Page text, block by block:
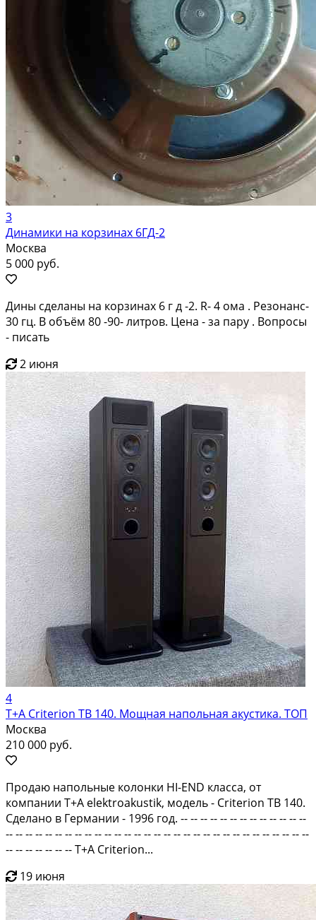
3
Динамики на корзинах 6ГД-2
Москва
5 000 руб.
Дины сделаны на корзинах 6 г д -2. R- 4 ома . Резонанс-
30 гц. В объём 80 -90- литров. Цена - за пару . Вопросы
- писать
2 июня
4
T+A Criterion TB 140. Мощная напольная акустика. ТОП
Москва
210 000 руб.
Продаю напольные колонки HI-END класса, от
компании T+A elektroakustik, модель - Criterion TB 140.
Сделано в Германии - 1996 год. -- -- -- -- -- -- -- -- -- -- -- -- --
-- -- -- -- -- -- -- -- -- -- -- -- -- -- -- -- -- -- -- -- -- -- -- -- -- -- -- -- -- -- --
-- -- -- -- -- -- -- T+A Criterion...
19 июня